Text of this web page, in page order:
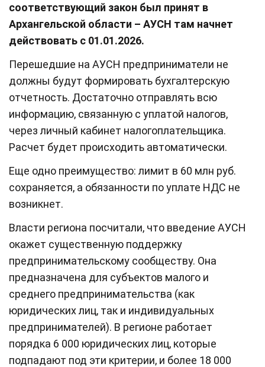
соответствующий закон был принят в
Архангельской области – АУСН там начнет
действовать с 01.01.2026.
Перешедшие на АУСН предприниматели не
должны будут формировать бухгалтерскую
отчетность. Достаточно отправлять всю
информацию, связанную с уплатой налогов,
через личный кабинет налогоплательщика.
Расчет будет происходить автоматически.
Еще одно преимущество: лимит в 60 млн руб.
сохраняется, а обязанности по уплате НДС не
возникнет.
Власти региона посчитали, что введение АУСН
окажет существенную поддержку
предпринимательскому сообществу. Она
предназначена для субъектов малого и
среднего предпринимательства (как
юридических лиц, так и индивидуальных
предпринимателей). В регионе работает
порядка 6 000 юридических лиц, которые
подпадают под эти критерии, и более 18 000